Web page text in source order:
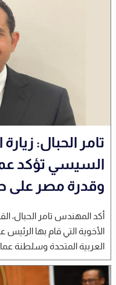
تامر الحبال:
السيسي تؤكد
وقدرة مصر على
أكد المهندس تامر الحبال،
الأخوية التي قام بها
العربية المتحدة وسلطنة